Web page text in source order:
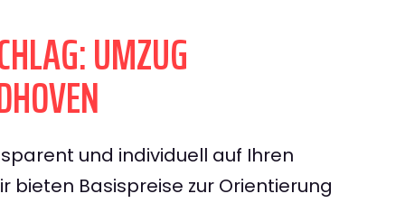
UMZUG
und individuell auf Ihren
bieten Basispreise zur Orientierung